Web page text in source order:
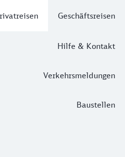
Geschäftsreisen
Hilfe & Kontakt
Verkehrsmeldungen
Baustellen